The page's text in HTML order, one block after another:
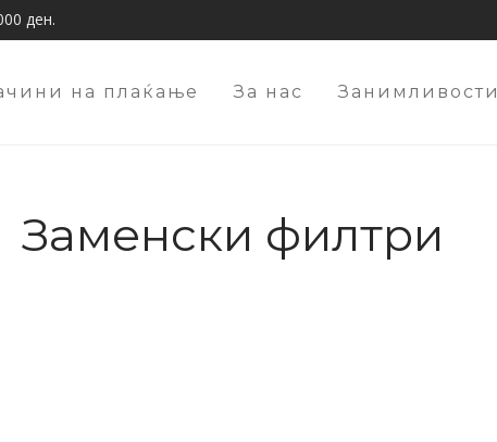
ден.
на плаќање За нас Занимливости
Заменски филтри